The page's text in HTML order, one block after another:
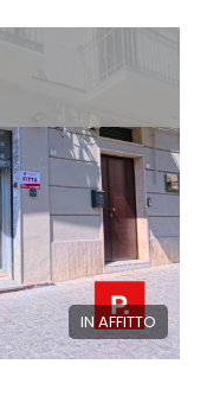
IN AFFITTO